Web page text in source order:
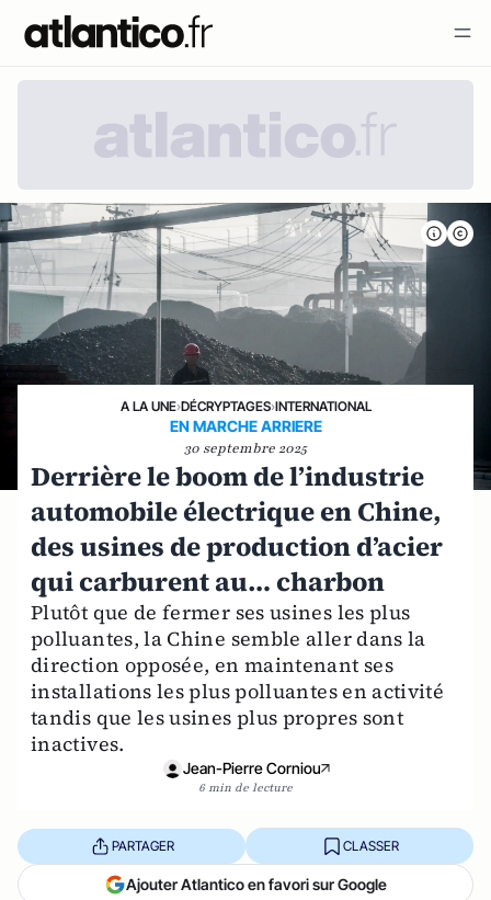
A LA UNE›DÉCRYPTAGES›INTERNATIONAL
EN MARCHE ARRIERE
30 septembre 2025
Derrière le boom de l’industrie
automobile électrique en Chine,
des usines de production d’acier
qui carburent au… charbon
Plutôt que de fermer ses usines les plus
polluantes, la Chine semble aller dans la
direction opposée, en maintenant ses
installations les plus polluantes en activité
tandis que les usines plus propres sont
inactives.
Jean-Pierre Corniou
6 min de lecture
PARTAGER CLASSER
Ajouter Atlantico en favori sur Google